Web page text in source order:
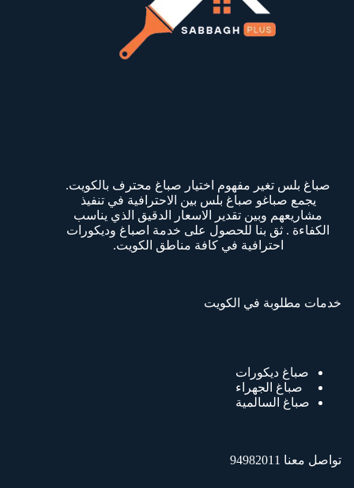
صباغ بلس تغير مفهوم اختيار صباغ محترف بالكويت.
يجمع صباغو صباغ بلس بين الاحترافية في تنفيذ
مشاريعهم وبين تقدير الاسعار الدقيق الذي يناسب
الكفاءة . ثق بنا للحصول على خدمة اصباغ وديكورات
احترافية في كافة مناطق الكويت.
خدمات مطلوبة في الكويت
صباغ ديكورات
صباغ الجهراء
صباغ السالمية
تواصل معنا 94982011